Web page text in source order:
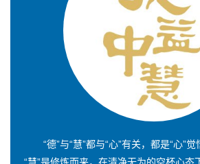
“德”与“慧”都与“心”有关，都是“心”
“慧”是修炼而来，在清净无为的空杯心态